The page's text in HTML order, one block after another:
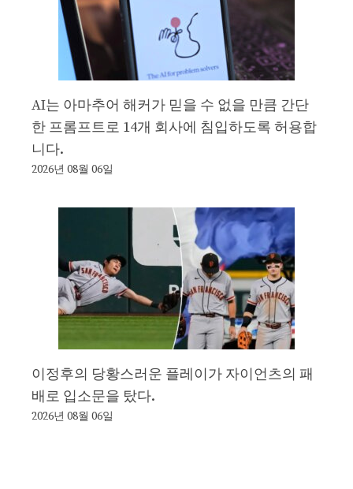
AI는 아마추어 해커가 믿을 수 없을 만큼 간단
한 프롬프트로 14개 회사에 침입하도록 허용합
니다.
2026년 08월 06일
이정후의 당황스러운 플레이가 자이언츠의 패
배로 입소문을 탔다.
2026년 08월 06일